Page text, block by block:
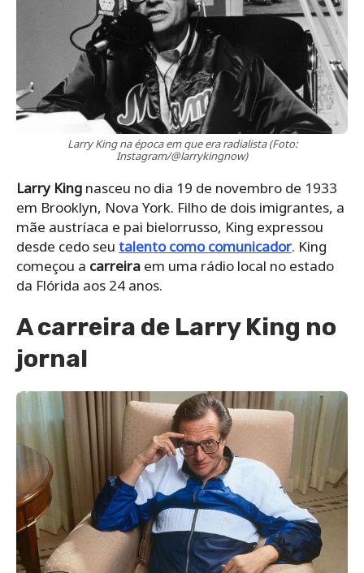
Larry King na época em que era radialista (Foto:
Instagram/@larrykingnow)
Larry King nasceu no dia 19 de novembro de 1933
em Brooklyn, Nova York. Filho de dois imigrantes, a
mãe austríaca e pai bielorrusso, King expressou
desde cedo seu talento como comunicador. King
começou a carreira em uma rádio local no estado
da Flórida aos 24 anos.
A carreira de Larry King no
jornal